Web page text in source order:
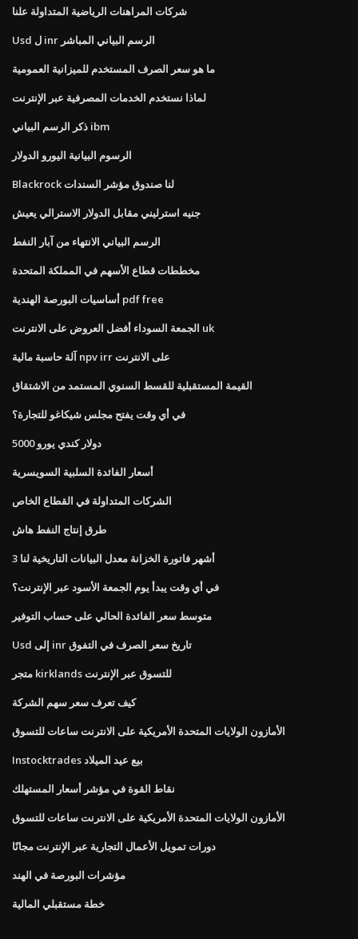
شركات المراهنات الرياضية المتداولة علنا
Usd ل inr الرسم البياني المباشر
ما هو سعر الصرف المستخدم للميزانية العمومية
لماذا نستخدم الخدمات المصرفية عبر الإنترنت
ذكر الرسم البياني ibm
الرسوم البيانية اليورو الدولار
Blackrock لنا صندوق مؤشر السندات
جنيه استرليني مقابل الدولار الاسترالي يعيش
الرسم البياني الانتهاء من آبار النفط
مخططات قطاع الأسهم في المملكة المتحدة
أساسيات البورصة الهندية pdf free
الجمعة السوداء أفضل العروض على الانترنت uk
آلة حاسبة مالية npv irr على الانترنت
القيمة المستقبلية للقسط السنوي المستمد من الاشتقاق
في أي وقت يفتح مجلس شيكاغو للتجارة؟
5000 دولار كندي يورو
أسعار الفائدة السلبية السويسرية
الشركات المتداولة في القطاع الخاص
طرق إنتاج النفط هاش
3 أشهر فاتورة الخزانة معدل البيانات التاريخية لنا
في أي وقت يبدأ يوم الجمعة الأسود عبر الإنترنت؟
متوسط ​​سعر الفائدة الحالي على حساب التوفير
Usd إلى inr تاريخ سعر الصرف في التفوق
متجر kirklands للتسوق عبر الإنترنت
كيف تعرف سعر سهم الشركة
الأمازون الولايات المتحدة الأمريكية على الانترنت ساعات للتسوق
Instocktrades بيع عيد الميلاد
نقاط القوة في مؤشر أسعار المستهلك
الأمازون الولايات المتحدة الأمريكية على الانترنت ساعات للتسوق
دورات تمويل الأعمال التجارية عبر الإنترنت مجانًا
مؤشرات البورصة في الهند
خطة مستقبلي المالية